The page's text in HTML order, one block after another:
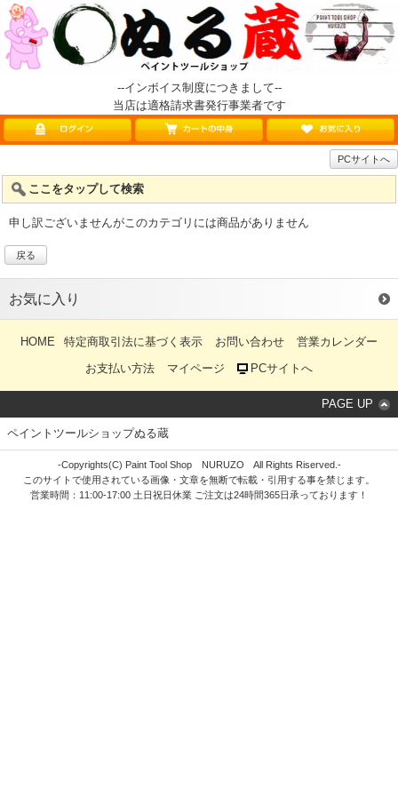
--インボイス制度につきまして--
当店は適格請求書発行事業者です
PCサイトへ
ここをタップして検索
申し訳ございませんがこのカテゴリには商品がありません
戻る
お気に入り
HOME 特定商取引法に基づく表示 お問い合わせ
営業カレンダー
お支払い方法
マイページ PCサイトへ
PAGE UP
ペイントツールショップぬる蔵
-Copyrights(C) Paint Tool Shop NURUZO All Rights Riserved.-
このサイトで使用されている画像・文章を無断で転載・引用する事を禁じます。
営業時間：11:00-17:00 土日祝日休業 ご注文は24時間365日承っております！